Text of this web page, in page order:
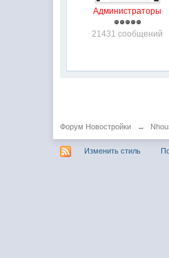
Администраторы
21431 сообщений
Форум Новостройки →
Изменить стиль